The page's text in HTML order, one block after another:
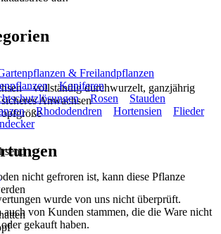
– vollständig durchwurzelt, ganzjährig
Anwachsen
nicht gefroren ist, kann diese Pflanze
& Freilandpflanzen
Koniferen
Rosen
Stauden
Rhododendren Hortensien
Flieder
wurde von uns nicht überprüft.
von Kunden stammen, die die Ware nicht
gekauft haben.